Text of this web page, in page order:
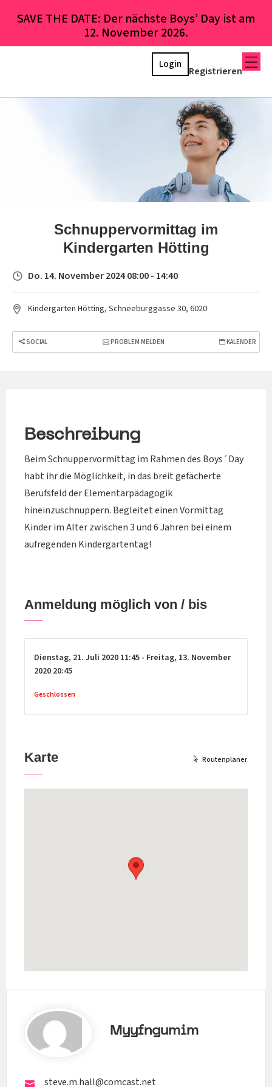
SAVE THE DATE: Der nächste Boys’ Day ist am
12. November 2026.
Registrieren
Login
Schnuppervormittag im
Kindergarten Hötting
Do. 14. November 2024 08:00 - 14:40
Kindergarten Hötting, Schneeburggasse 30, 6020
SOCIAL PROBLEM MELDEN KALENDER
Beschreibung
Beim Schnuppervormittag im Rahmen des Boys´Day
habt ihr die Möglichkeit, in das breit gefächerte
Berufsfeld der Elementarpädagogik
hineinzuschnuppern. Begleitet einen Vormittag
Kinder im Alter zwischen 3 und 6 Jahren bei einem
aufregenden Kindergartentag!
Anmeldung möglich von / bis
Dienstag, 21. Juli 2020 11:45 - Freitag, 13. November
2020 20:45
Geschlossen
Karte Routenplaner
Myyfngumim
steve.m.hall@comcast.net